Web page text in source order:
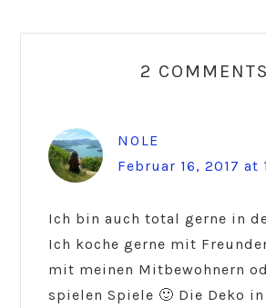
Interactions2 COMMENTS
NOLE
Februar 16, 2017 at
Ich bin auch total gerne in
Ich koche gerne mit
mit meinen Mitbewohnern
spielen Spiele 🙂 Die Deko